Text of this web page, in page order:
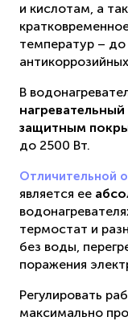
и кислотам, а
температур –
В
защитным
до 2500 Вт.
Отличительной
является ее
термостат и
без воды,
поражения
Регулировать
максимально